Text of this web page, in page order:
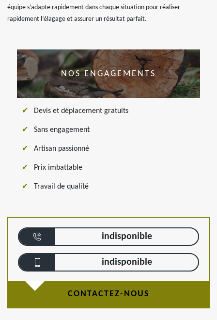
équipe s’adapte rapidement dans chaque situation pour réaliser
rapidement l’élagage et assurer un résultat parfait.
NOS ENGAGEMENTS
Devis et déplacement gratuits
Sans engagement
Artisan passionné
Prix imbattable
Travail de qualité
indisponible
indisponible
CONTACTEZ-NOUS